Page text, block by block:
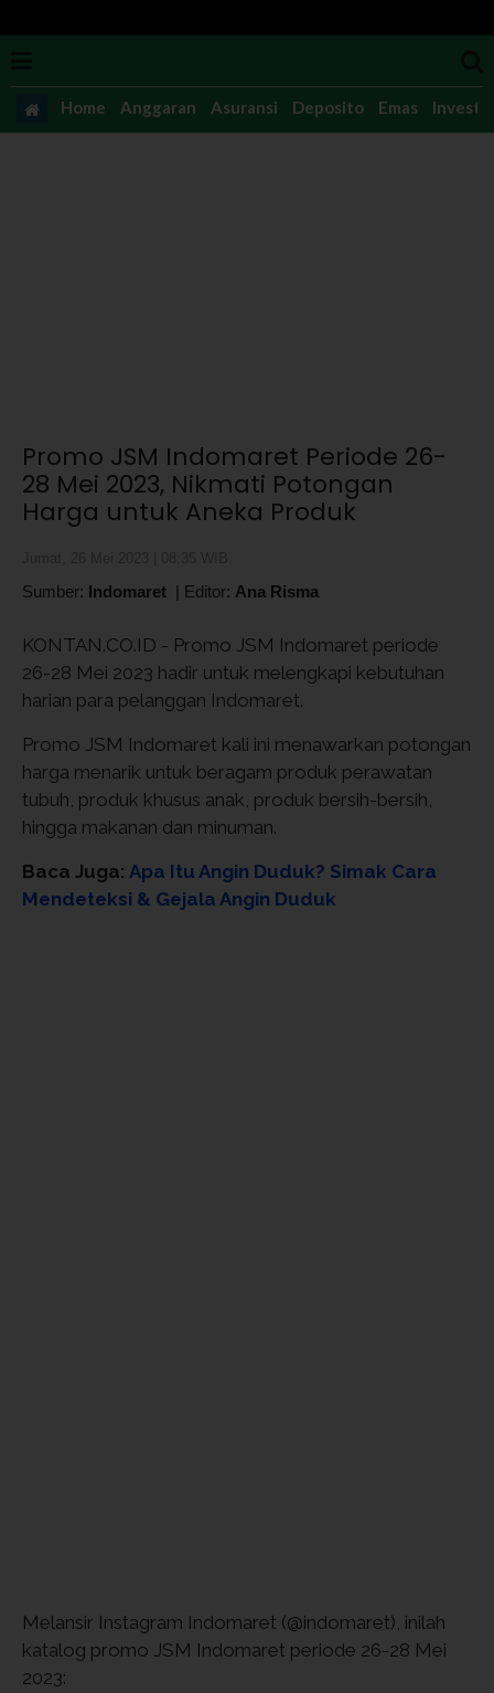
Home Anggaran Asuransi Deposito Emas
Promo JSM Indomaret Periode 26-
28 Mei 2023, Nikmati Potongan
Harga untuk Aneka Produk
Sumber: Indomaret | Editor: Ana Risma
KONTAN.CO.ID - Promo JSM Indomaret periode
26-28 Mei 2023 hadir untuk melengkapi kebutuhan
harian para pelanggan Indomaret.
Promo JSM Indomaret kali ini menawarkan potongan
harga menarik untuk beragam produk perawatan
tubuh, produk khusus anak, produk bersih-bersih,
hingga makanan dan minuman.
Baca Juga: Apa Itu Angin Duduk? Simak Cara
Mendeteksi & Gejala Angin Duduk
Melansir Instagram Indomaret (@indomaret), inilah
katalog promo JSM Indomaret periode 26-28 Mei
2023: